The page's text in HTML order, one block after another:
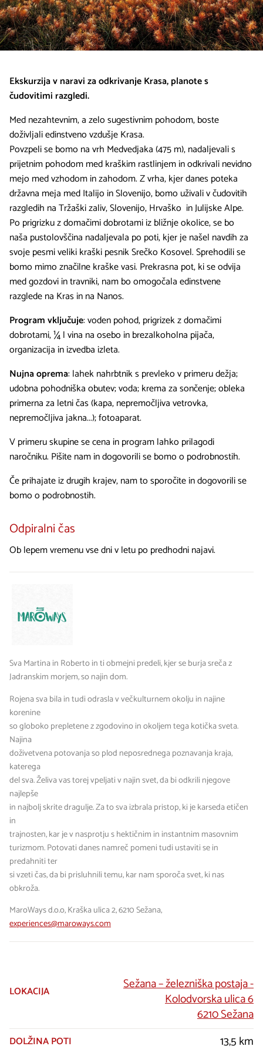
Ekskurzija v naravi za odkrivanje Krasa, planote s
čudovitimi razgledi.
Med nezahtevnim, a zelo sugestivnim pohodom, boste
doživljali edinstveno vzdušje Krasa.
Povzpeli se bomo na vrh Medvedjaka (475 m), nadaljevali s
prijetnim pohodom med kraškim rastlinjem in odkrivali nevidno
mejo med vzhodom in zahodom. Z vrha, kjer danes poteka
državna meja med Italijo in Slovenijo, bomo uživali v čudovitih
razgledih na Tržaški zaliv, Slovenijo, Hrvaško in Julijske Alpe.
Po prigrizku z domačimi dobrotami iz bližnje okolice, se bo
naša pustolovščina nadaljevala po poti, kjer je našel navdih za
svoje pesmi veliki kraški pesnik Srečko Kosovel. Sprehodili se
bomo mimo značilne kraške vasi. Prekrasna pot, ki se odvija
med gozdovi in travniki, nam bo omogočala edinstvene
razglede na Kras in na Nanos.
Program vključuje: voden pohod, prigrizek z domačimi
dobrotami, ¼ l vina na osebo in brezalkoholna pijača,
organizacija in izvedba izleta.
Nujna oprema: lahek nahrbtnik s prevleko v primeru dežja;
udobna pohodniška obutev; voda; krema za sončenje; obleka
primerna za letni čas (kapa, nepremočljiva vetrovka,
nepremočljiva jakna...); fotoaparat.
V primeru skupine se cena in program lahko prilagodi
naročniku. Pišite nam in dogovorili se bomo o podrobnostih.
Če prihajate iz drugih krajev, nam to sporočite in dogovorili se
bomo o podrobnostih.
Odpiralni čas
Ob lepem vremenu vse dni v letu po predhodni najavi.
Sva Martina in Roberto in ti obmejni predeli, kjer se burja sreča z
Jadranskim morjem, so najin dom.
Rojena sva bila in tudi odrasla v večkulturnem okolju in najine
korenine
so globoko prepletene z zgodovino in okoljem tega kotička sveta.
Najina
doživetvena potovanja so plod neposrednega poznavanja kraja,
katerega
del sva. Želiva vas torej vpeljati v najin svet, da bi odkrili njegove
najlepše
in najbolj skrite dragulje. Za to sva izbrala pristop, ki je karseda etičen
in
trajnosten, kar je v nasprotju s hektičnim in instantnim masovnim
turizmom. Potovati danes namreč pomeni tudi ustaviti se in
predahniti ter
si vzeti čas, da bi prisluhnili temu, kar nam sporoča svet, ki nas
obkroža.
MaroWays d.o.o, Kraška ulica 2, 6210 Sežana,
experiences@maroways.com
LOKACIJA
Sežana – železniška postaja -
Kolodvorska ulica 6
6210 Sežana
DOLŽINA POTI 13,5 km